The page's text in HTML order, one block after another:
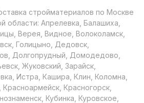
стройматериалов по Москве
области: Апрелевка, Балашиха,
Верея, Видное, Волоколамск,
Голицыно, Дедовск,
Долгопрудный, Домодедово,
Жуковский, Зарайск,
Истра, Кашира, Клин, Коломна,
Красногорск,
Кубинка, Куровское,